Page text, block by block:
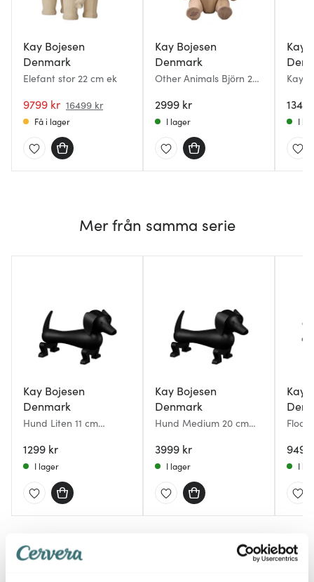
Kay Bojesen
Denmark
Elefant stor 22 cm ek
9799 kr 16499 kr
Få i lager
Kay Bojesen
Denmark
Other Animals Björn 25
2999 kr
I lager
Kay
Kay
1349
I
Mer från samma serie
Kay Bojesen
Denmark
Hund Liten 11 cm
1299 kr
I lager
Kay Bojesen
Denmark
Hund Medium 20 cm
3999 kr
I lager
Kay
949
I